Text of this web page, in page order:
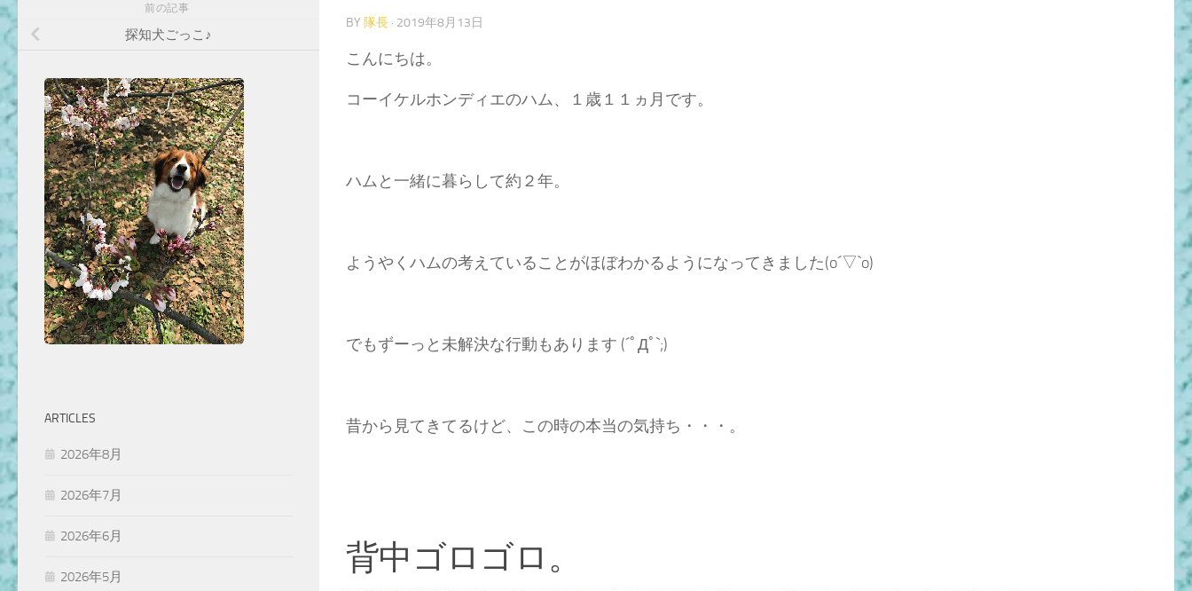
BY 隊長 · 2019年8月13日
こんにちは。
コーイケルホンディエのハム、１歳１１ヵ月です。
ハムと一緒に暮らして約２年。
ようやくハムの考えていることがほぼわかるようになってきました(o´▽`o)
でもずーっと未解決な行動もあります (´ﾟДﾟ`;)
昔から見てきてるけど、この時の本当の気持ち・・・。
背中ゴロゴロ。
前の記事
探知犬ごっこ♪
ARTICLES
2026年8月
2026年7月
2026年6月
2026年5月